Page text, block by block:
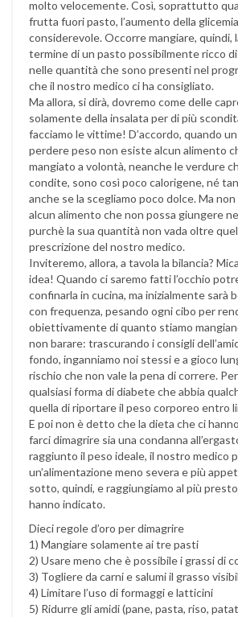
molto velocemente. Così, soprattutto
frutta fuori pasto, l’aumento della
considerevole. Occorre mangiare, quindi,
termine di un pasto possibilmente ricco
nelle quantità che sono presenti nel
che il nostro medico ci ha consigliato.
Ma allora, si dirà, dovremo come delle
solamente della insalata per di più
facciamo le vittime! D’accordo, quando
perdere peso non esiste alcun alimento
mangiato a volontà, neanche le verdure
condite, sono così poco calorigene, né
anche se la scegliamo poco dolce. Ma
alcun alimento che non possa giungere
purchè la sua quantità non vada oltre
prescrizione del nostro medico.
Inviteremo, allora, a tavola la bilancia?
idea! Quando ci saremo fatti l’occhio
confinarla in cucina, ma inizialmente sarà
con frequenza, pesando ogni cibo per
obiettivamente di quanto stiamo
non barare: trascurando i consigli
fondo, inganniamo noi stessi e a gioco
rischio che non vale la pena di correre.
qualsiasi forma di diabete che abbia
quella di riportare il peso corporeo entro
E poi non è detto che la dieta che ci
farci dimagrire sia una condanna
raggiunto il peso ideale, il nostro medico
un’alimentazione meno severa e più
sotto, quindi, e raggiungiamo al più
hanno indicato.
Dieci regole d’oro per dimagrire
1) Mangiare solamente ai tre pasti
2) Usare meno che è possibile i grassi di
3) Togliere da carni e salumi il grasso
4) Limitare l’uso di formaggi e latticini
5) Ridurre gli amidi (pane, pasta, riso,